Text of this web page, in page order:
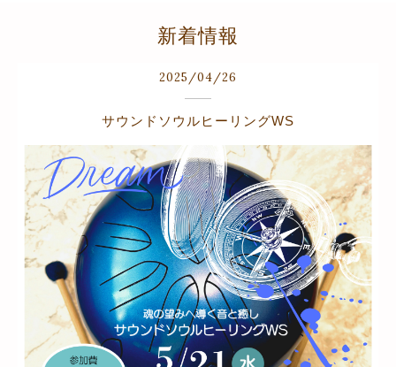
新着情報
2025 /04/26
サウンドソウルヒーリングWS